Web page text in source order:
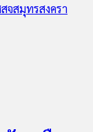
จสมุทรสงครา